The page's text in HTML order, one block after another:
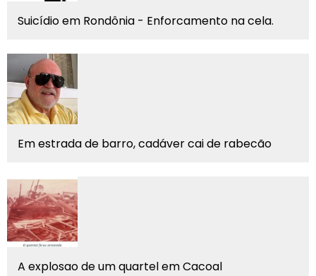
Suicídio em Rondônia - Enforcamento na cela.
Em estrada de barro, cadáver cai de rabecão
A explosao de um quartel em Cacoal